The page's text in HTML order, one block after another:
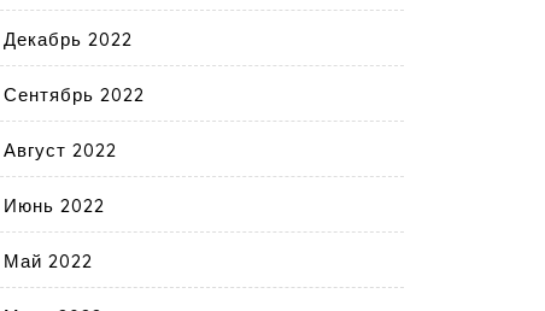
Декабрь 2022
Сентябрь 2022
Август 2022
Июнь 2022
Май 2022